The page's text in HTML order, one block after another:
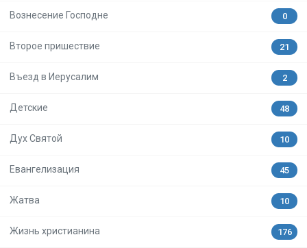
Вознесение Господне 0
Второе пришествие 21
Въезд в Иерусалим 2
Детские 48
Дух Святой 10
Евангелизация 45
Жатва 10
Жизнь христианина 176